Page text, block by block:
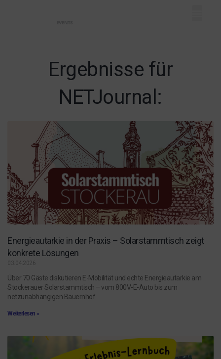
Ergebnisse für
NETJournal:
Energieautarkie in der Praxis – Solarstammtisch zeigt
konkrete Lösungen
03.04.2026
Über 70 Gäste diskutieren E-Mobilität und echte Energieautarkie am
Stockerauer Solarstammtisch – vom 800V-E-Auto bis zum
netzunabhängigen Bauernhof.
Weiterlesen »